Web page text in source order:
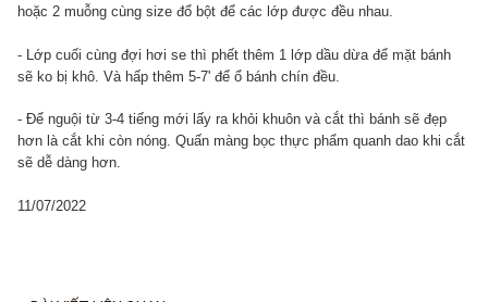
hoặc 2 muỗng cùng size đổ bột để các lớp được đều nhau.
- Lớp cuối cùng đợi hơi se thì phết thêm 1 lớp dầu dừa để mặt bánh
sẽ ko bị khô. Và hấp thêm 5-7' để ổ bánh chín đều.
- Để nguội từ 3-4 tiếng mới lấy ra khỏi khuôn và cắt thì bánh sẽ đẹp
hơn là cắt khi còn nóng. Quấn màng bọc thực phẩm quanh dao khi cắt
sẽ dễ dàng hơn.
11/07/2022